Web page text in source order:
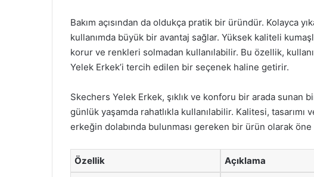
Bakım açısından da oldukça pratik bir üründür. Kolayca
kullanımda büyük bir avantaj sağlar. Yüksek kaliteli
korur ve renkleri solmadan kullanılabilir. Bu özellik,
Yelek Erkek’i tercih edilen bir seçenek haline getirir.
Skechers Yelek Erkek, şıklık ve konforu bir arada sunan
günlük yaşamda rahatlıkla kullanılabilir. Kalitesi,
erkeğin dolabında bulunması gereken bir ürün olarak öne
Özellik Açıklama